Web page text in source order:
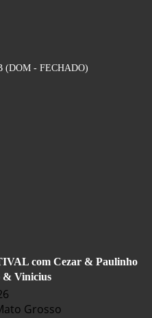
(DOM - FECHADO)
com Cezar & Paulinho
& Vinicius
Grosso